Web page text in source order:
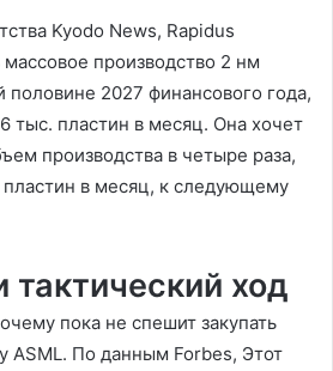
Kyodo News, Rapidus
массовое производство 2 нм
половине 2027 финансового года,
тыс. пластин в месяц. Она хочет
производства в четыре раза,
в месяц, к следующему
ход
пока не спешит закупать
ASML. По данным Forbes, Этот